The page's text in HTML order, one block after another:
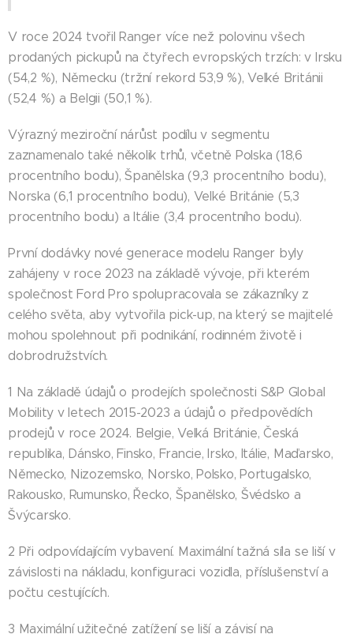
V roce 2024 tvořil Ranger více než polovinu všech
prodaných pickupů na čtyřech evropských trzích: v Irsku
(54,2 %), Německu (tržní rekord 53,9 %), Velké Británii
(52,4 %) a Belgii (50,1 %).
Výrazný meziroční nárůst podílu v segmentu
zaznamenalo také několik trhů, včetně Polska (18,6
procentního bodu), Španělska (9,3 procentního bodu),
Norska (6,1 procentního bodu), Velké Británie (5,3
procentního bodu) a Itálie (3,4 procentního bodu).
První dodávky nové generace modelu Ranger byly
zahájeny v roce 2023 na základě vývoje, při kterém
společnost Ford Pro spolupracovala se zákazníky z
celého světa, aby vytvořila pick-up, na který se majitelé
mohou spolehnout při podnikání, rodinném životě i
dobrodružstvích.
1 Na základě údajů o prodejích společnosti S&P Global
Mobility v letech 2015-2023 a údajů o předpovědích
prodejů v roce 2024. Belgie, Velká Británie, Česká
republika, Dánsko, Finsko, Francie, Irsko, Itálie, Maďarsko,
Německo, Nizozemsko, Norsko, Polsko, Portugalsko,
Rakousko, Rumunsko, Řecko, Španělsko, Švédsko a
Švýcarsko.
2 Při odpovídajícím vybavení. Maximální tažná síla se liší v
závislosti na nákladu, konfiguraci vozidla, příslušenství a
počtu cestujících.
3 Maximální užitečné zatížení se liší a závisí na